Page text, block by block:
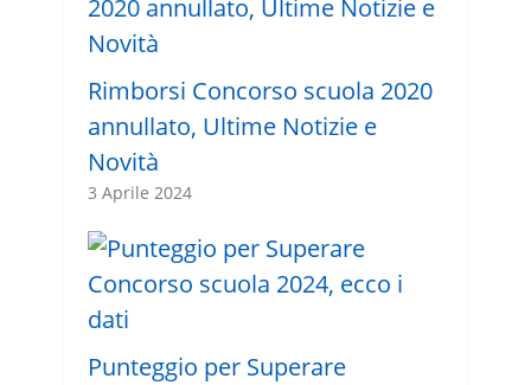
Rimborsi Concorso scuola 2020
annullato, Ultime Notizie e
Novità
3 Aprile 2024
Punteggio per Superare